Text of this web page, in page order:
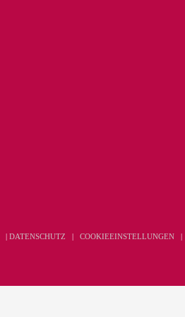
DATENSCHUTZ COOKIEEINSTELLUNGEN